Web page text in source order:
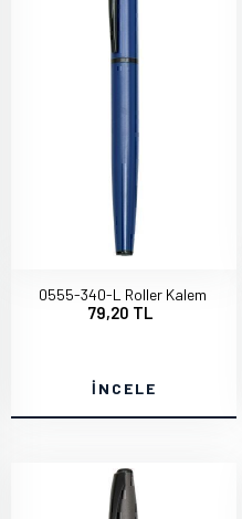
0555-340-L Roller Kalem
79,20 TL
İNCELE